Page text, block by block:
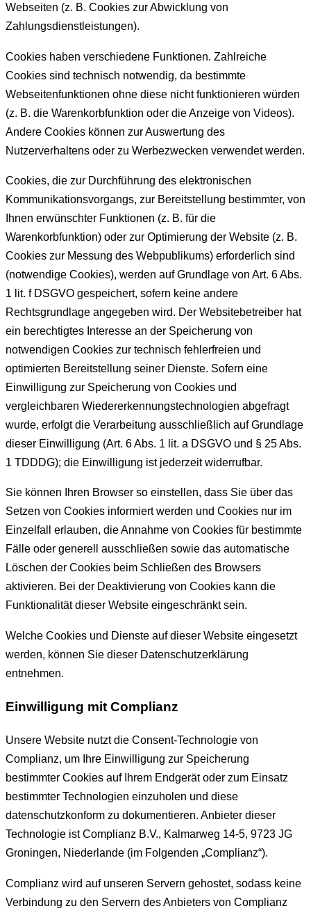
Webseiten (z. B. Cookies zur Abwicklung von
Zahlungsdienstleistungen).
Cookies haben verschiedene Funktionen. Zahlreiche
Cookies sind technisch notwendig, da bestimmte
Webseitenfunktionen ohne diese nicht funktionieren würden
(z. B. die Warenkorbfunktion oder die Anzeige von Videos).
Andere Cookies können zur Auswertung des
Nutzerverhaltens oder zu Werbezwecken verwendet werden.
Cookies, die zur Durchführung des elektronischen
Kommunikationsvorgangs, zur Bereitstellung bestimmter, von
Ihnen erwünschter Funktionen (z. B. für die
Warenkorbfunktion) oder zur Optimierung der Website (z. B.
Cookies zur Messung des Webpublikums) erforderlich sind
(notwendige Cookies), werden auf Grundlage von Art. 6 Abs.
1 lit. f DSGVO gespeichert, sofern keine andere
Rechtsgrundlage angegeben wird. Der Websitebetreiber hat
ein berechtigtes Interesse an der Speicherung von
notwendigen Cookies zur technisch fehlerfreien und
optimierten Bereitstellung seiner Dienste. Sofern eine
Einwilligung zur Speicherung von Cookies und
vergleichbaren Wiedererkennungstechnologien abgefragt
wurde, erfolgt die Verarbeitung ausschließlich auf Grundlage
dieser Einwilligung (Art. 6 Abs. 1 lit. a DSGVO und § 25 Abs.
1 TDDDG); die Einwilligung ist jederzeit widerrufbar.
Sie können Ihren Browser so einstellen, dass Sie über das
Setzen von Cookies informiert werden und Cookies nur im
Einzelfall erlauben, die Annahme von Cookies für bestimmte
Fälle oder generell ausschließen sowie das automatische
Löschen der Cookies beim Schließen des Browsers
aktivieren. Bei der Deaktivierung von Cookies kann die
Funktionalität dieser Website eingeschränkt sein.
Welche Cookies und Dienste auf dieser Website eingesetzt
werden, können Sie dieser Datenschutzerklärung
entnehmen.
Einwilligung mit Complianz
Unsere Website nutzt die Consent-Technologie von
Complianz, um Ihre Einwilligung zur Speicherung
bestimmter Cookies auf Ihrem Endgerät oder zum Einsatz
bestimmter Technologien einzuholen und diese
datenschutzkonform zu dokumentieren. Anbieter dieser
Technologie ist Complianz B.V., Kalmarweg 14-5, 9723 JG
Groningen, Niederlande (im Folgenden „Complianz“).
Complianz wird auf unseren Servern gehostet, sodass keine
Verbindung zu den Servern des Anbieters von Complianz